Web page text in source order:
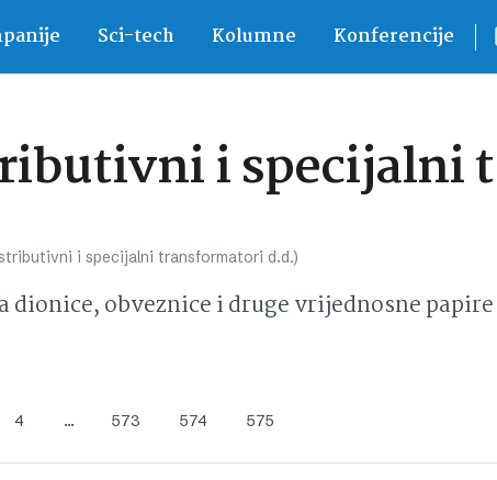
Sci-tech Kolumne Konferencije
i specijalni
i specijalni transformatori d.d.)
obveznice i druge vrijednosne
4 … 573 574 575